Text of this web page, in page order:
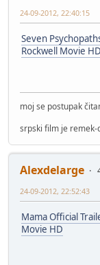
24-09-2012, 22:40:15
Seven
Rockwell Movie HD
moj se postupak
srpski film je remek-
Alexdelarge
24-09-2012, 22:52:43
Mama Official
Movie HD